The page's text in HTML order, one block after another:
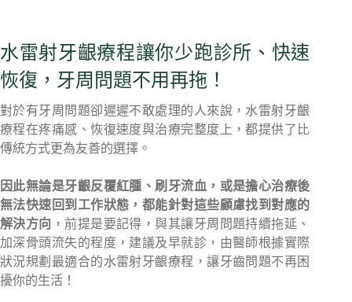
水雷射牙齦療程讓你少跑診所、快速
恢復，牙周問題不用再拖！
對於有牙周問題卻遲遲不敢處理的人來說，水雷射牙齦
療程在疼痛感、恢復速度與治療完整度上，都提供了比
傳統方式更為友善的選擇。
因此無論是牙齦反覆紅腫、刷牙流血，或是擔心治療後
無法快速回到工作狀態，都能針對這些顧慮找到對應的
解決方向 ，前提是要記得，與其讓牙周問題持續拖延、
加深骨頭流失的程度，建議及早就診，由醫師根據實際
狀況規劃最適合的水雷射牙齦療程，讓牙齒問題不再困
擾你的生活！